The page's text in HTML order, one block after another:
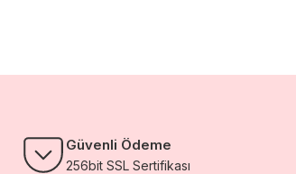
Güvenli Ödeme
256bit SSL Sertifikası